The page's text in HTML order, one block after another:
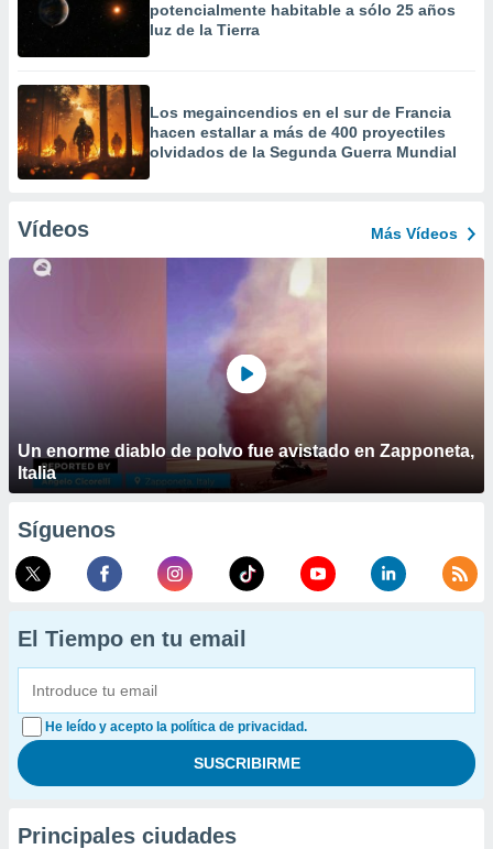
potencialmente habitable a sólo 25 años
luz de la Tierra
Los megaincendios en el sur de Francia
hacen estallar a más de 400 proyectiles
olvidados de la Segunda Guerra Mundial
Vídeos Más Vídeos
Un enorme diablo de polvo fue avistado en Zapponeta,
Italia
Síguenos
El Tiempo en tu email
He leído y acepto la política de privacidad.
Principales ciudades